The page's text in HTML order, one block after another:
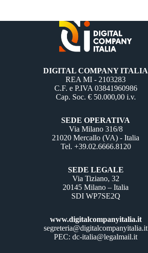
DIGITAL COMPANY ITALIA
REA MI - 2103283
C.F. e P.IVA 03841960986
Cap. Soc. € 50.000,00 i.v.
SEDE OPERATIVA
Via Milano 316/8
21020 Mercallo (VA) - Italia
Tel. +39.02.6666.8120
SEDE LEGALE
Via Tiziano, 32
20145 Milano – Italia
SDI WP7SE2Q
www.digitalcompanyitalia.it
segreteria@digitalcompanyitalia.it
PEC: dc-italia@legalmail.it